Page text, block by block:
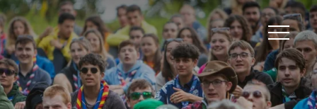
Aller
au
contenu
principal